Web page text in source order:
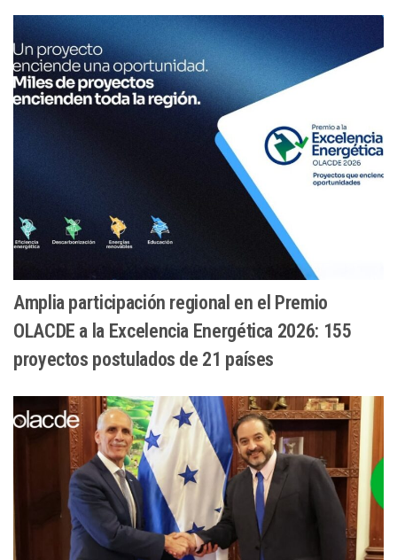
Amplia participación regional en el Premio
OLACDE a la Excelencia Energética 2026: 155
proyectos postulados de 21 países